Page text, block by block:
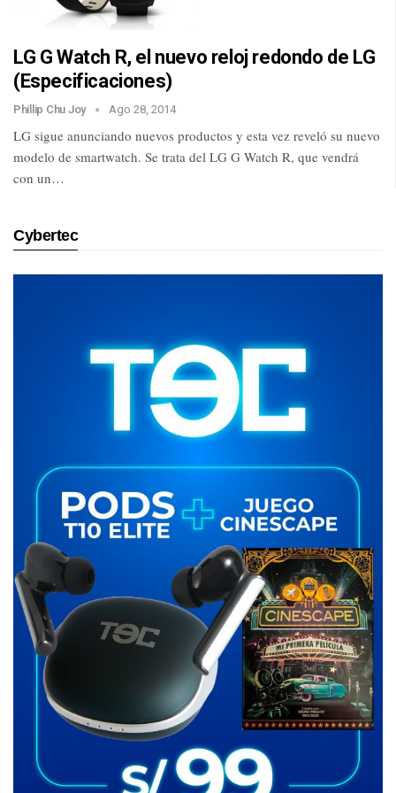
LG G Watch R, el nuevo reloj redondo de LG
(Especificaciones)
Phillip Chu Joy Ago 28, 2014
LG sigue anunciando nuevos productos y esta vez reveló su nuevo
modelo de smartwatch. Se trata del LG G Watch R, que vendrá
con un…
Cybertec